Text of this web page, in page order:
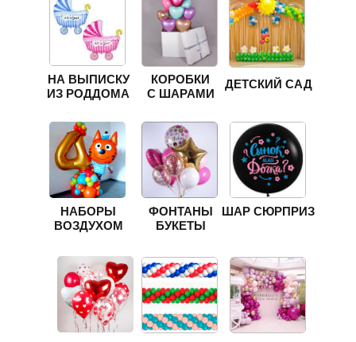
ФОНТАНЫ
БУКЕТЫ
НА ВЫПИСКУ
ИЗ РОДДОМА
ШАР СЮРПРИЗ
КОРОБКИ
С ШАРАМИ
НАБОРЫ
ВОЗДУХОМ
ДЕТСКИЙ САД